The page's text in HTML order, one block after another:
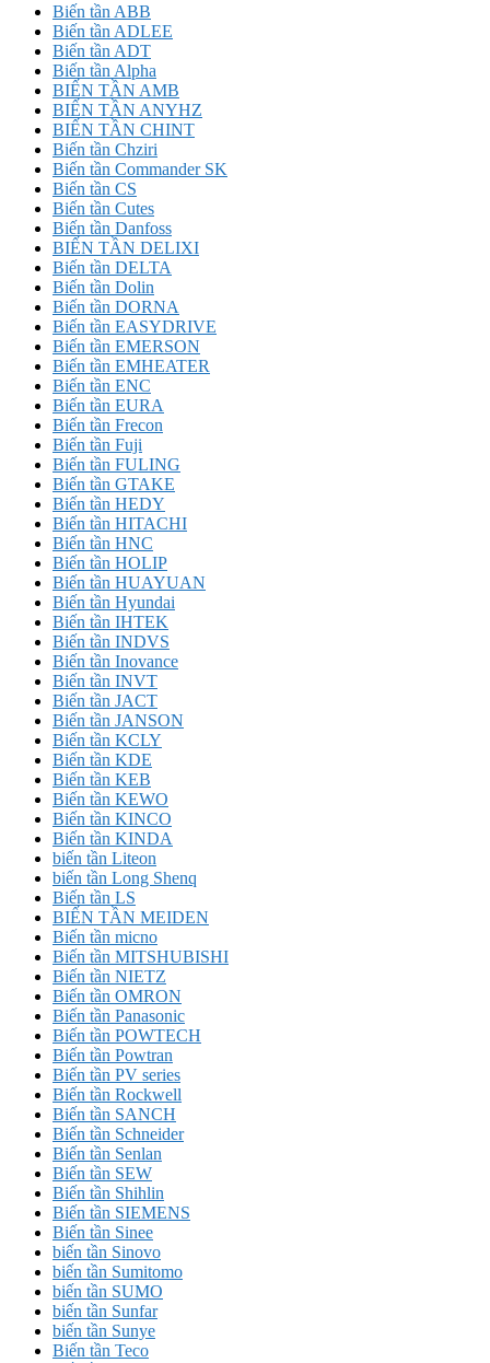
Biến tần ABB
Biến tần ADLEE
Biến tần ADT
Biến tần Alpha
BIẾN TẦN AMB
BIẾN TẦN ANYHZ
BIẾN TẦN CHINT
Biến tần Chziri
Biến tần Commander SK
Biến tần CS
Biến tần Cutes
Biến tần Danfoss
BIẾN TẦN DELIXI
Biến tần DELTA
Biến tần Dolin
Biến tần DORNA
Biến tần EASYDRIVE
Biến tần EMERSON
Biến tần EMHEATER
Biến tần ENC
Biến tần EURA
Biến tần Frecon
Biến tần Fuji
Biến tần FULING
Biến tần GTAKE
Biến tần HEDY
Biến tần HITACHI
Biến tần HNC
Biến tần HOLIP
Biến tần HUAYUAN
Biến tần Hyundai
Biến tần IHTEK
Biến tần INDVS
Biến tần Inovance
Biến tần INVT
Biến tần JACT
Biến tần JANSON
Biến tần KCLY
Biến tần KDE
Biến tần KEB
Biến tần KEWO
Biến tần KINCO
Biến tần KINDA
biến tần Liteon
biến tần Long Shenq
Biến tần LS
BIẾN TẦN MEIDEN
Biến tần micno
Biến tần MITSHUBISHI
Biến tần NIETZ
Biến tần OMRON
Biến tần Panasonic
Biến tần POWTECH
Biến tần Powtran
Biến tần PV series
Biến tần Rockwell
Biến tần SANCH
Biến tần Schneider
Biến tần Senlan
Biến tần SEW
Biến tần Shihlin
Biến tần SIEMENS
Biến tần Sinee
biến tần Sinovo
biến tần Sumitomo
biến tần SUMO
biến tần Sunfar
biến tần Sunye
Biến tần Teco